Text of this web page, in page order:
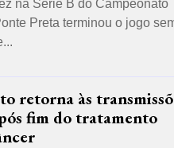
na Série B do Campeonato
Preta terminou o jogo
retorna às
fim do tratamento